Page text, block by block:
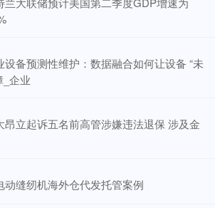
设备预测性维护：数据融合如何让设备 “未
_企业
昂立起诉五名前高管涉嫌违法退保 涉及金
动缝纫机海外仓代发托管案例